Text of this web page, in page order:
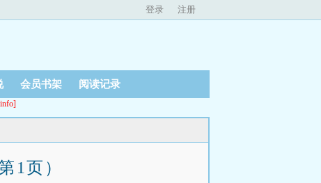
登录 注册
会员书架 阅读记录
1页）